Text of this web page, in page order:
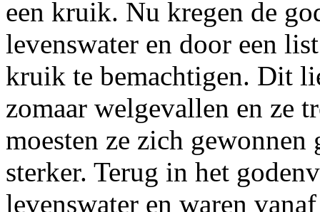
een kruik. Nu kregen de
levenswater en door een
kruik te bemachtigen. Dit
zomaar welgevallen en ze
moesten ze zich
sterker. Terug in het
levenswater en waren